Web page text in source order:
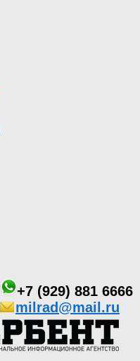
+7 (929) 881 6666
milrad@mail.ru